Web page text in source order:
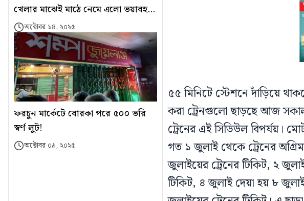
খেলার মাঝেই মাঠে নেমে এলো ভয়াবহ
বজ্রপাত
অক্টোবর ১৪, ২০২৫
ফরচুন মার্কেটে বোরকা পরে ৫০০ ভরি
স্বর্ণ লুট!
অক্টোবর ০৯, ২০২৫
৫৫ মিনিটে স্টেশনে দাঁড়িয়ে
করা ট্রেনগুলো ছাড়ছে আজ সকাল
ট্রেনের এই সিডিউল বিপর্যয়।
গত ১ জুলাই থেকে ট্রেনের
জুলাইয়ের ট্রেনের টিকিট, ২
টিকিট, ৪ জুলাই দেয়া হয় ৮